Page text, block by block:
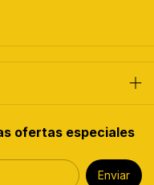
ofertas especiales